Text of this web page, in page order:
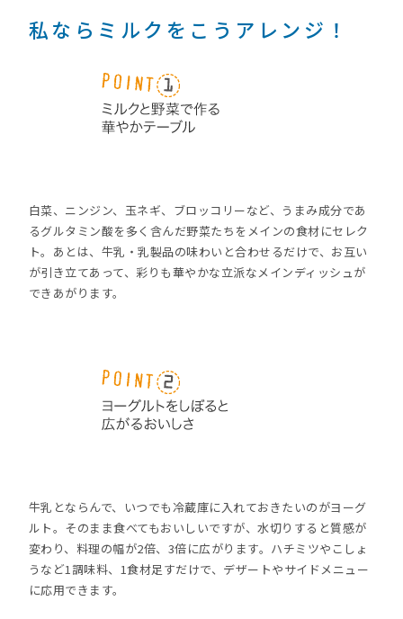
私ならミルクをこうアレンジ！
白菜、ニンジン、玉ネギ、ブロッコリーなど、うまみ成分であ
るグルタミン酸を多く含んだ野菜たちをメインの食材にセレク
ト。あとは、牛乳・乳製品の味わいと合わせるだけで、お互い
が引き立てあって、彩りも華やかな立派なメインディッシュが
できあがります。
牛乳とならんで、いつでも冷蔵庫に入れておきたいのがヨーグ
ルト。そのまま食べてもおいしいですが、水切りすると質感が
変わり、料理の幅が2倍、3倍に広がります。ハチミツやこしょ
うなど1調味料、1食材足すだけで、デザートやサイドメニュー
に応用できます。